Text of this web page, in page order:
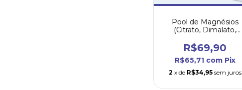
Pool de Magnésios
(Citrato, Dimalato,
R$69,90
R$65,71 com Pix
2 x de R$34,95 sem juros